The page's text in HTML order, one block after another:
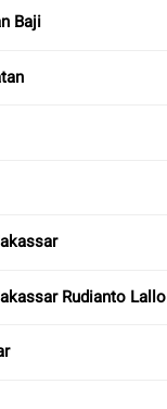
Baji
Rudianto Lallo